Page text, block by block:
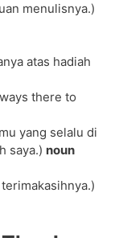
menulisnya.)
atas hadiah
there to
yang selalu di
saya.) noun